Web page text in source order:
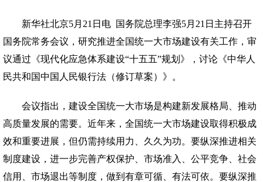
新华社北京5月21日电 国务院总理李强5月21日主持召开
国务院常务会议，研究推进全国统一大市场建设有关工作，审
议通过《现代化应急体系建设“十五五”规划》，讨论《中华人
民共和国中国人民银行法（修订草案）》。
会议指出，建设全国统一大市场是构建新发展格局、推动
高质量发展的需要。近年来，全国统一大市场建设取得积极成
效和重要进展，但仍需持续用力、久久为功。要纵深推进相关
制度建设，进一步完善产权保护、市场准入、公平竞争、社会
信用、市场退出等制度，做到有章可循、有法可依。要纵深推